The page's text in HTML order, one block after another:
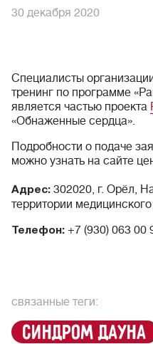
30 декабря 2020
Специалисты
тренинг по программе
является частью проекта
«Обнаженные сердца».
Подробности о подаче
можно узнать на сайте
Адрес: 302020, г. Орёл,
территории
Телефон: +7 (930) 063 00
связанные теги:
синдром Дауна